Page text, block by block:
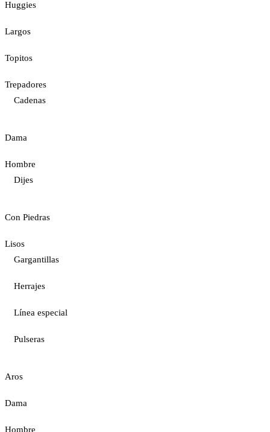
Huggies
Largos
Topitos
Trepadores
Cadenas
Dama
Hombre
Dijes
Con Piedras
Lisos
Gargantillas
Herrajes
Línea especial
Pulseras
Aros
Dama
Hombre